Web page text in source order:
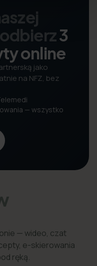
3
online
jako
na NFZ, bez
— wszystko
— wideo, czat
e-skierowania
ręką.